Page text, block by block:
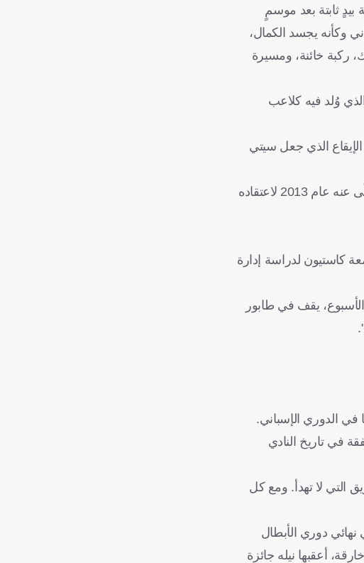
ثابتة بعد موسمٍ
وكأنه يجسد الكمال،
ركبة خائنة، ومسيرة
وُلد فيه كلاعب
الذي جعل سيتي
وُلد رودري في مدريد، وبدأ رحلته مع رايو ماخاداهوندا قبل أن ينتقل إلى أكاديمية أتلتيكو مدريد، غير أن النادي العاصمي تخلّى عنه عام 2013 لاعتقاده
كاستيون لدراسة إدارة
يقف في طابور
سيتي مقابل 70 مليون يورو — أغلى صفقة في تاريخ النادي
التي لا تهدأ. ومع كل
دوري الأبطال
2024 ليضع خاتم المجد على مسيرةٍ خارقة، أعقبها نيله جائزة